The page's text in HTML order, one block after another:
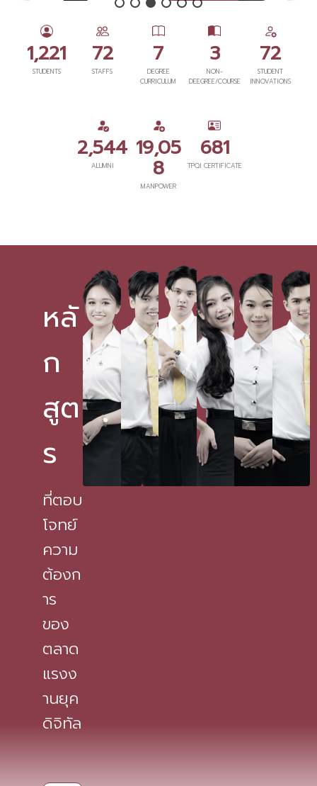
1,221
STUDENTS
72
STAFFS
7
DEGREE
CURRICULUM
3
NON-
DEEGREE/COURSE
72
STUDENT
INNOVATIONS
2,544
ALUMNI
19,05
8
MANPOWER
681
TPQI CERTIFICATE
หลั
ก
สูต
ร
ที่ตอบ
โจทย์
ความ
ต้องก
าร
ของ
ตลาด
แรงง
านยุค
ดิจิทัล